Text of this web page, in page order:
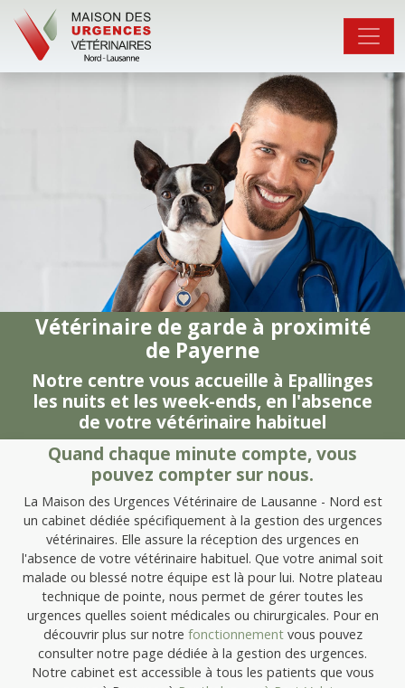
Vétérinaire de garde à proximité
de Payerne
Notre centre vous accueille à Epallinges
les nuits et les week-ends, en l'absence
de votre vétérinaire habituel
Quand chaque minute compte, vous
pouvez compter sur nous.
La Maison des Urgences Vétérinaire de Lausanne - Nord est
un cabinet dédiée spécifiquement à la gestion des urgences
vétérinaires. Elle assure la réception des urgences en
l'absence de votre vétérinaire habituel. Que votre animal soit
malade ou blessé notre équipe est là pour lui. Notre plateau
technique de pointe, nous permet de gérer toutes les
urgences quelles soient médicales ou chirurgicales. Pour en
découvrir plus sur notre fonctionnementvous pouvez
consulter notre page dédiée à la gestion des urgences.
Notre cabinet est accessible à tous les patients que vous